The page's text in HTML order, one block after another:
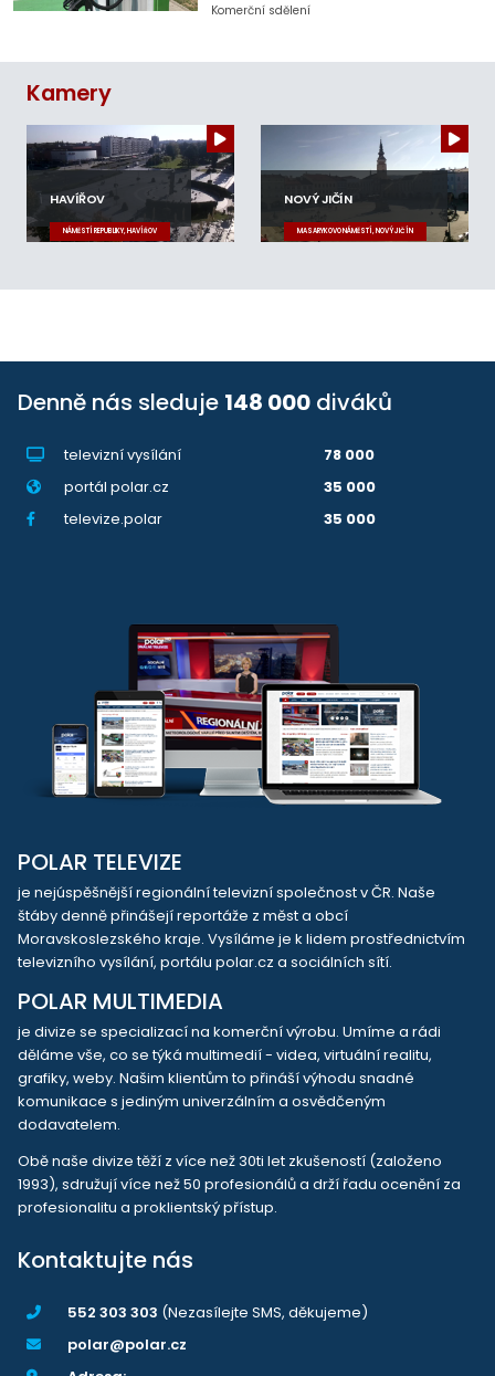
Komerční sdělení
Kamery
HAVÍŘOV
NÁMĚSTÍ REPUBLIKY, HAVÍŘOV
NOVÝ JIČÍN
MASARYKOVO NÁMĚSTÍ, NOVÝ JIČÍN
Denně nás sleduje 148 000 diváků
televizní vysílání
78 000
portál polar.cz
35 000
televize.polar
35 000
POLAR TELEVIZE
je nejúspěšnější regionální televizní společnost v ČR. Naše
štáby denně přinášejí reportáže z měst a obcí
Moravskoslezského kraje. Vysíláme je k lidem prostřednictvím
televizního vysílání, portálu polar.cz a sociálních sítí.
POLAR MULTIMEDIA
je divize se specializací na komerční výrobu. Umíme a rádi
děláme vše, co se týká multimedií - videa, virtuální realitu,
grafiky, weby. Našim klientům to přináší výhodu snadné
komunikace s jediným univerzálním a osvědčeným
dodavatelem.
Obě naše divize těží z více než 30ti let zkušeností (založeno
1993), sdružují více než 50 profesionálů a drží řadu ocenění za
profesionalitu a proklientský přístup.
Kontaktujte nás
552 303 303 (Nezasílejte SMS, děkujeme)
polar@polar.cz